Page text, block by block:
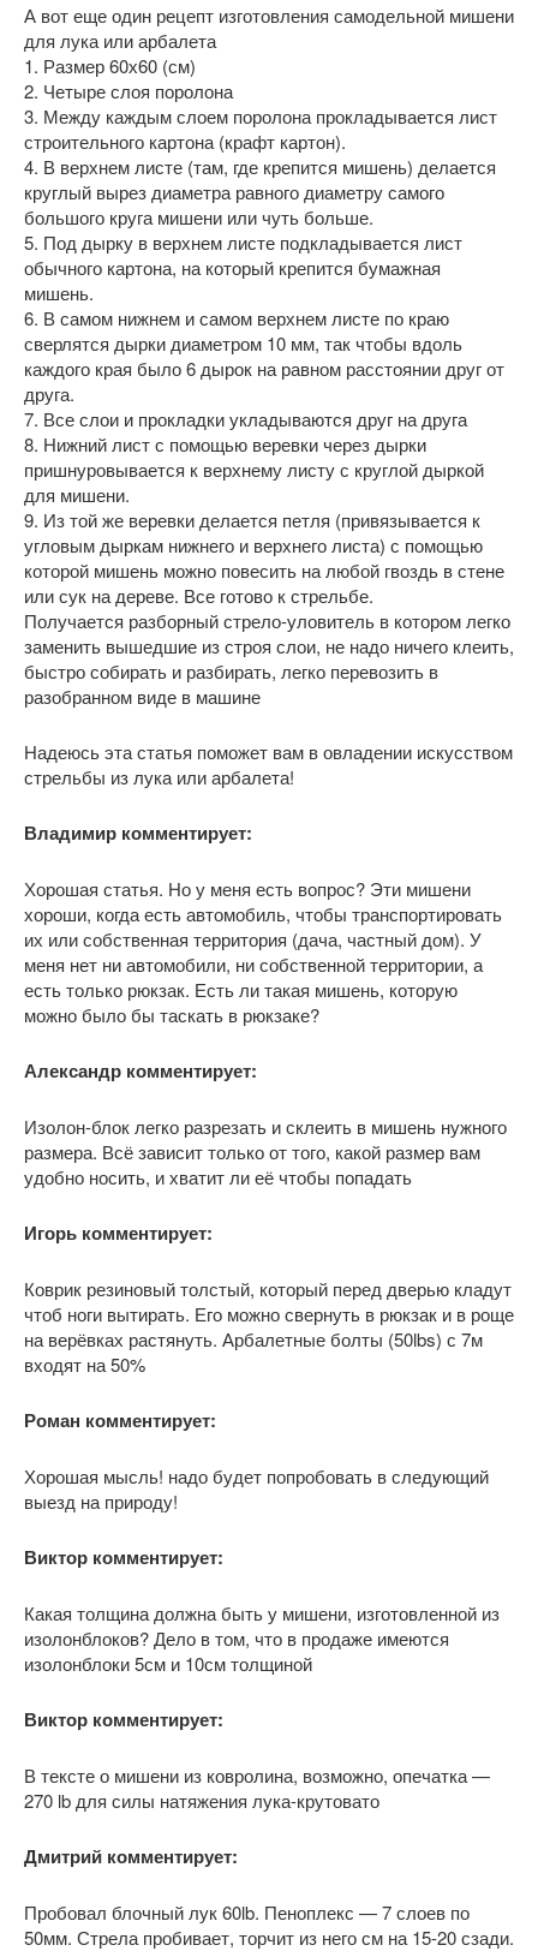
А вот еще один рецепт изготовления самодельной мишени
для лука или арбалета
1. Размер 60х60 (см)
2. Четыре слоя поролона
3. Между каждым слоем поролона прокладывается лист
строительного картона (крафт картон).
4. В верхнем листе (там, где крепится мишень) делается
круглый вырез диаметра равного диаметру самого
большого круга мишени или чуть больше.
5. Под дырку в верхнем листе подкладывается лист
обычного картона, на который крепится бумажная
мишень.
6. В самом нижнем и самом верхнем листе по краю
сверлятся дырки диаметром 10 мм, так чтобы вдоль
каждого края было 6 дырок на равном расстоянии друг от
друга.
7. Все слои и прокладки укладываются друг на друга
8. Нижний лист с помощью веревки через дырки
пришнуровывается к верхнему листу с круглой дыркой
для мишени.
9. Из той же веревки делается петля (привязывается к
угловым дыркам нижнего и верхнего листа) с помощью
которой мишень можно повесить на любой гвоздь в стене
или сук на дереве. Все готово к стрельбе.
Получается разборный стрело-уловитель в котором легко
заменить вышедшие из строя слои, не надо ничего клеить,
быстро собирать и разбирать, легко перевозить в
разобранном виде в машине
Надеюсь эта статья поможет вам в овладении искусством
стрельбы из лука или арбалета!
Владимир комментирует:
Хорошая статья. Но у меня есть вопрос? Эти мишени
хороши, когда есть автомобиль, чтобы транспортировать
их или собственная территория (дача, частный дом). У
меня нет ни автомобили, ни собственной территории, а
есть только рюкзак. Есть ли такая мишень, которую
можно было бы таскать в рюкзаке?
Александр комментирует:
Изолон-блок легко разрезать и склеить в мишень нужного
размера. Всё зависит только от того, какой размер вам
удобно носить, и хватит ли её чтобы попадать
Игорь комментирует:
Коврик резиновый толстый, который перед дверью кладут
чтоб ноги вытирать. Его можно свернуть в рюкзак и в роще
на верёвках растянуть. Арбалетные болты (50lbs) с 7м
входят на 50%
Роман комментирует:
Хорошая мысль! надо будет попробовать в следующий
выезд на природу!
Виктор комментирует:
Какая толщина должна быть у мишени, изготовленной из
изолонблоков? Дело в том, что в продаже имеются
изолонблоки 5см и 10см толщиной
Виктор комментирует:
В тексте о мишени из ковролина, возможно, опечатка —
270 lb для силы натяжения лука-крутовато
Дмитрий комментирует:
Пробовал блочный лук 60lb. Пеноплекс — 7 слоев по
50мм. Стрела пробивает, торчит из него см на 15-20 сзади.